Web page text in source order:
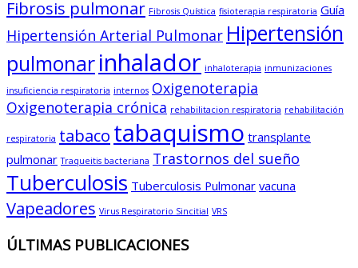
Fibrosis pulmonar Fibrosis Quística fisioterapia respiratoria Guía
Hipertensión Arterial Pulmonar Hipertensión
pulmonarinhalador inhaloterapia inmunizaciones
insuficiencia respiratoria internos Oxigenoterapia
Oxigenoterapia crónica rehabilitacion respiratoria rehabilitación
respiratoria tabaco tabaquismo transplante
pulmonar Traqueitis bacteriana Trastornos del sueño
Tuberculosis Tuberculosis Pulmonar vacuna
Vapeadores Virus Respiratorio Sincitial VRS
ÚLTIMAS PUBLICACIONES